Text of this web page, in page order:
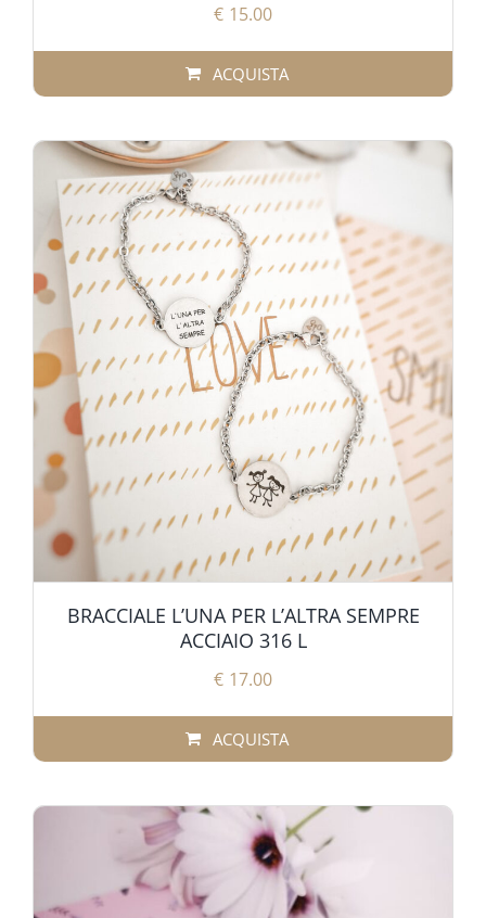
€ 15.00
ACQUISTA
BRACCIALE L’UNA PER L’ALTRA SEMPRE
ACCIAIO 316 L
€ 17.00
ACQUISTA